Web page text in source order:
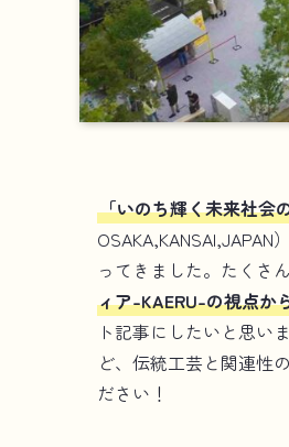
「いのち輝く未来社会
ってきました。たくさ
ィア-KAERU-の視点か
ト記事にしたいと思い
ど、伝統工芸と関連性
ださい！